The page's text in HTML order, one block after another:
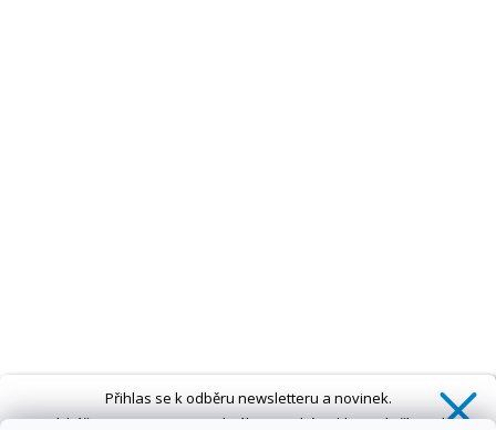
Přihlas se k odběru newsletteru a novinek.
ZískášSLEVU 5 %na první nákup a také exkluzivní přístup k